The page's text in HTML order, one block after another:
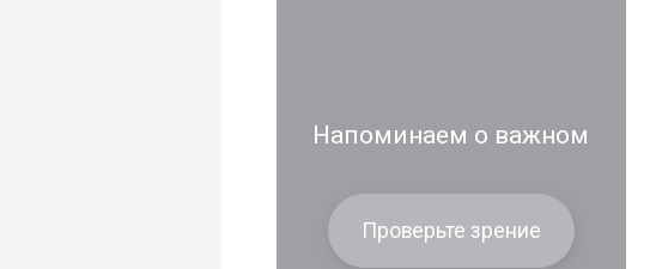
Напоминаем о важном
Проверьте зрение